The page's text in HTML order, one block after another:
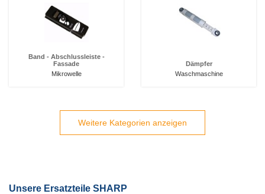
Band - Abschlussleiste -
Fassade
Mikrowelle
Dämpfer
Waschmaschine
Weitere Kategorien anzeigen
Unsere Ersatzteile SHARP